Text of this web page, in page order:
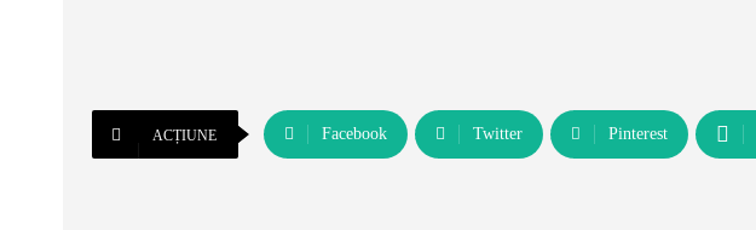
ACȚIUNE Facebook Twitter Pinterest